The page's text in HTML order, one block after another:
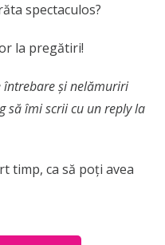
spectaculos?
la pregătiri!
întrebare și nelămuriri
să îmi scrii cu un reply la
timp, ca să poți avea